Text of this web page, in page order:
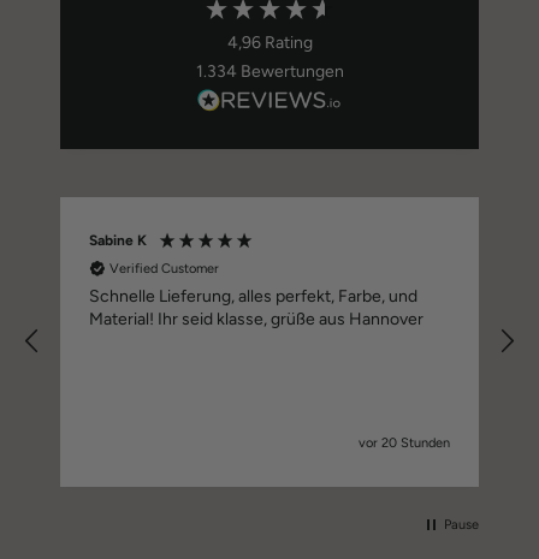
4,96 Rating
1.334 Bewertungen
Sabine K
Verified Customer
Schnelle Lieferung, alles perfekt, Farbe, und
Material! Ihr seid klasse, grüße aus Hannover
vor 20 Stunden
Pause